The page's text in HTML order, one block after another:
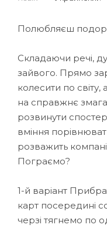
Полюбляєш
Складаючи речі,
зайвого. Прямо
колесити по світу,
на справжнє
розвинути
вміння
розважить
Пограємо?
1-й варіант
карт посередині
черзі тягнемо по